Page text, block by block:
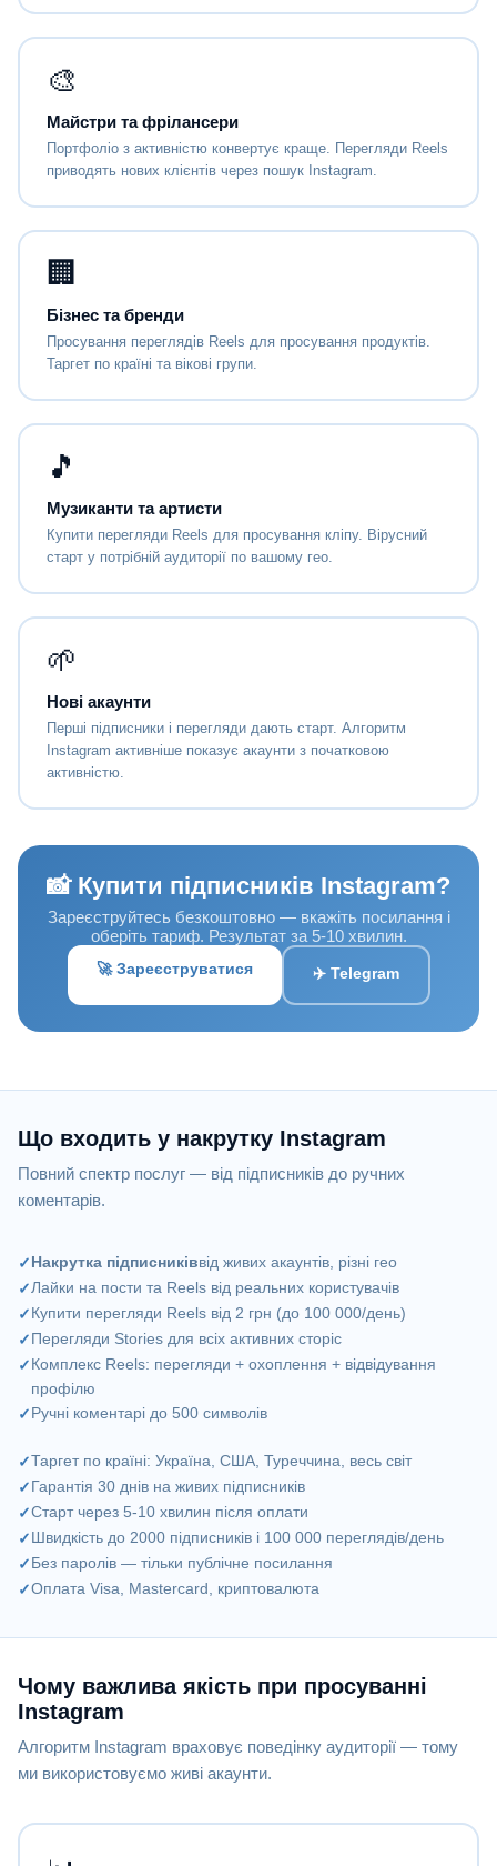
🎨
Майстри та фрілансери
Портфоліо з активністю конвертує краще. Перегляди Reels
приводять нових клієнтів через пошук Instagram.
🏢
Бізнес та бренди
Просування переглядів Reels для просування продуктів.
Таргет по країні та вікові групи.
🎵
Музиканти та артисти
Купити перегляди Reels для просування кліпу. Вірусний
старт у потрібній аудиторії по вашому гео.
🌱
Нові акаунти
Перші підписники і перегляди дають старт. Алгоритм
Instagram активніше показує акаунти з початковою
активністю.
📸 Купити підписників Instagram?
Зареєструйтесь безкоштовно — вкажіть посилання і
оберіть тариф. Результат за 5-10 хвилин.
🚀 Зареєструватися ✈️ Telegram
Що входить у накрутку Instagram
Повний спектр послуг — від підписників до ручних
коментарів.
Накрутка підписниківвід живих акаунтів, різні гео
Лайки на пости та Reels від реальних користувачів
Купити перегляди Reels від 2 грн (до 100 000/день)
Перегляди Stories для всіх активних сторіс
Комплекс Reels: перегляди + охоплення + відвідування
профілю
Ручні коментарі до 500 символів
Таргет по країні: Україна, США, Туреччина, весь світ
Гарантія 30 днів на живих підписників
Старт через 5-10 хвилин після оплати
Швидкість до 2000 підписників і 100 000 переглядів/день
Без паролів — тільки публічне посилання
Оплата Visa, Mastercard, криптовалюта
Чому важлива якість при просуванні
Instagram
Алгоритм Instagram враховує поведінку аудиторії — тому
ми використовуємо живі акаунти.